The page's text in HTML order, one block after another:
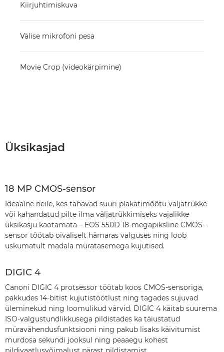
Kiirjuhtimiskuva
Välise mikrofoni pesa
Movie Crop (videokärpimine)
Üksikasjad
18 MP CMOS-sensor
Ideaalne neile, kes tahavad suuri plakatimõõtu väljatrükke
või kahandatud pilte ilma väljatrükkimiseks vajalikke
üksikasju kaotamata – EOS 550D 18-megapiksline CMOS-
sensor töötab oivaliselt hämaras valguses ning loob
uskumatult madala müratasemega kujutised.
DIGIC 4
Canoni DIGIC 4 protsessor töötab koos CMOS-sensoriga,
pakkudes 14-bitist kujutistöötlust ning tagades sujuvad
üleminekud ning loomulikud värvid. DIGIC 4 käitab suurema
ISO-valgustundlikkusega pildistades ka täiustatud
müravähendusfunktsiooni ning pakub lisaks käivitumist
murdosa sekundi jooksul ning peaaegu kohest